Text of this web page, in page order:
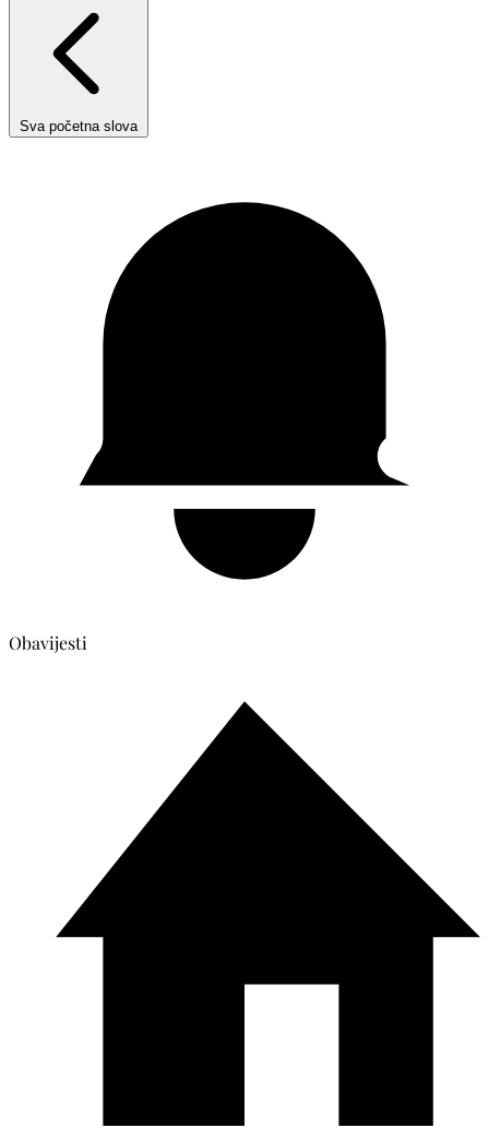
Sva početna slova
Obavijesti